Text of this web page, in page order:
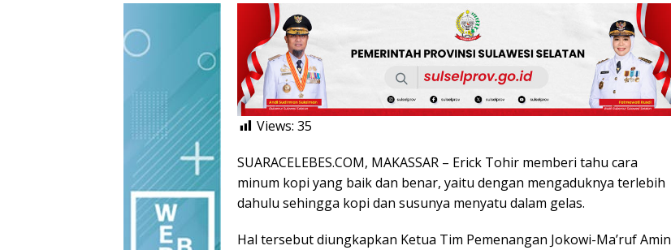
Views: 35
SUARACELEBES.COM, MAKASSAR – Erick Tohir memberi tahu cara
minum kopi yang baik dan benar, yaitu dengan mengaduknya terlebih
dahulu sehingga kopi dan susunya menyatu dalam gelas.
Hal tersebut diungkapkan Ketua Tim Pemenangan Jokowi-Ma’ruf Amin